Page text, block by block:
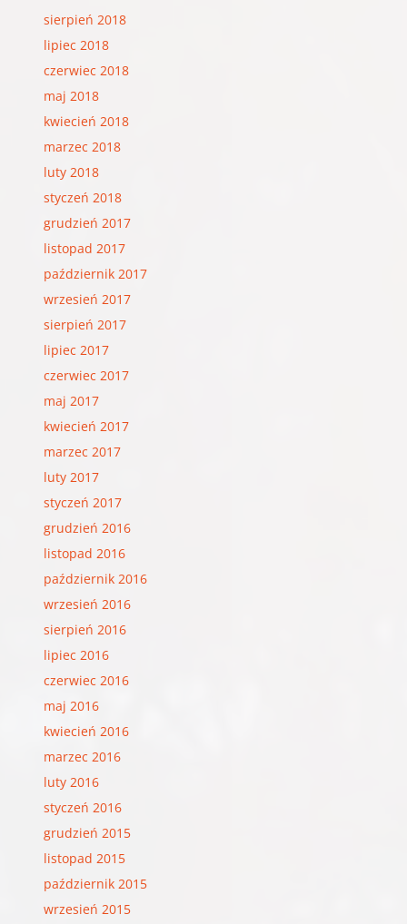
sierpień 2018
lipiec 2018
czerwiec 2018
maj 2018
kwiecień 2018
marzec 2018
luty 2018
styczeń 2018
grudzień 2017
listopad 2017
październik 2017
wrzesień 2017
sierpień 2017
lipiec 2017
czerwiec 2017
maj 2017
kwiecień 2017
marzec 2017
luty 2017
styczeń 2017
grudzień 2016
listopad 2016
październik 2016
wrzesień 2016
sierpień 2016
lipiec 2016
czerwiec 2016
maj 2016
kwiecień 2016
marzec 2016
luty 2016
styczeń 2016
grudzień 2015
listopad 2015
październik 2015
wrzesień 2015